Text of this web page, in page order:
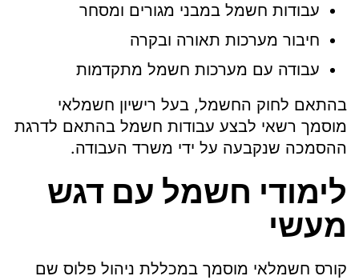
עבודות חשמל במבני מגורים ומסחר
חיבור מערכות תאורה ובקרה
עבודה עם מערכות חשמל מתקדמות
בהתאם לחוק החשמל, בעל רישיון חשמלאי
מוסמך רשאי לבצע עבודות חשמל בהתאם לדרגת
ההסמכה שנקבעה על ידי משרד העבודה.
לימודי חשמל עם דגש
מעשי
קורס חשמלאי מוסמך במכללת ניהול פלוס שם